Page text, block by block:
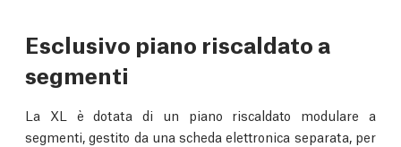
Esclusivo piano riscaldato a
segmenti
La XL è dotata di un piano riscaldato modulare a
segmenti, gestito da una scheda elettronica separata, per